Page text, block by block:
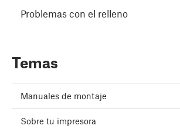
Problemas con el relleno
Temas
Manuales de montaje
Sobre tu impresora